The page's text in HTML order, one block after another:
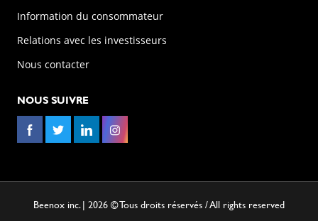
Information du consommateur
Relations avec les investisseurs
Nous contacter
NOUS SUIVRE
Beenox inc. | 2026 © Tous droits réservés / All rights reserved